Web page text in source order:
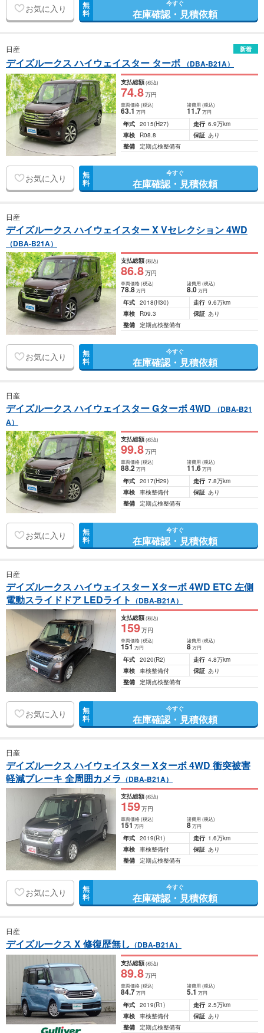
お気に入り 無
料
今すぐ
在庫確認・見積依頼
日産 新着
デイズルークス ハイウェイスター ターボ （DBA-B21A）
支払総額(税込)
74.8万円
車両価格(税込)
63.1万円
諸費用 (税込)
11.7 万円
年式 2015(H27) 走行 6.9万km
車検
R08.8 保証 あり
整備 定期点検整備有
お気に入り 無
料
今すぐ
在庫確認・見積依頼
日産
デイズルークス ハイウェイスター X Vセレクション 4WD
（DBA-B21A）
支払総額(税込)
86.8万円
車両価格(税込)
78.8万円
諸費用 (税込)
8.0 万円
年式 2018(H30) 走行 9.6万km
車検
R09.3 保証 あり
整備 定期点検整備有
お気に入り 無
料
今すぐ
在庫確認・見積依頼
日産
デイズルークス ハイウェイスター Gターボ 4WD
（DBA-B21
A）
支払総額(税込)
99.8万円
車両価格(税込)
88.2万円
諸費用 (税込)
11.6 万円
年式 2017(H29) 走行 7.8万km
車検 車検整備付 保証 あり
整備 定期点検整備有
お気に入り 無
料
今すぐ
在庫確認・見積依頼
日産
デイズルークス ハイウェイスター Xターボ 4WD ETC 左側
電動スライドドア LEDライト （DBA-B21A）
支払総額(税込)
159万円
車両価格(税込)
151万円
諸費用 (税込)
8 万円
年式 2020(R2) 走行 4.8万km
車検 車検整備付 保証 あり
整備 定期点検整備有
お気に入り 無
料
今すぐ
在庫確認・見積依頼
日産
デイズルークス ハイウェイスター Xターボ 4WD 衝突被害
軽減ブレーキ 全周囲カメラ （DBA-B21A）
支払総額(税込)
159万円
車両価格(税込)
151万円
諸費用 (税込)
8 万円
年式 2019(R1) 走行 1.6万km
車検 車検整備付 保証 あり
整備 定期点検整備有
お気に入り 無
料
今すぐ
在庫確認・見積依頼
日産
デイズルークス X 修復歴無し （DBA-B21A）
支払総額(税込)
89.8万円
車両価格(税込)
84.7万円
諸費用 (税込)
5.1 万円
年式 2019(R1) 走行 2.5万km
車検 車検整備付 保証 あり
整備 定期点検整備有